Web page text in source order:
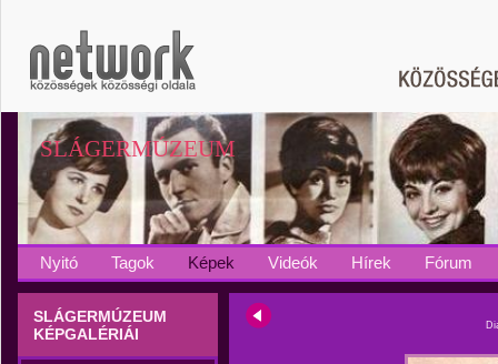
SLÁGERMÚZEUM
Nyitó Tagok Képek Videók Hírek Fórum
SLÁGERMÚZEUM
KÉPGALÉRIÁI